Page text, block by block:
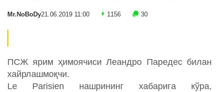
Mr.NoBoDy21.06.2019 11:00 1156 30
ПСЖ ярим ҳимоячиси Леандро Паредес билан
хайрлашмоқчи.
Le Parisien нашрининг хабарига кўра,